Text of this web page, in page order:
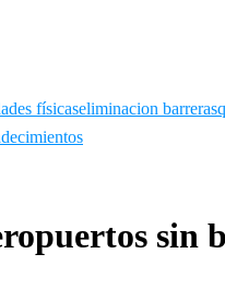
físicaseliminacion barreras
sin